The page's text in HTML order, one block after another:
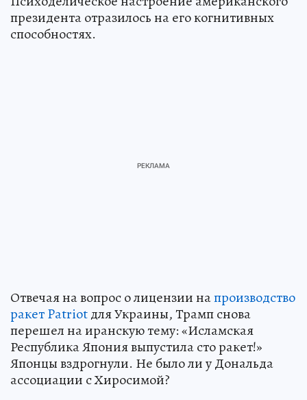
президента отразилось на его когнитивных
способностях.
Отвечая на вопрос о лицензии напроизводство
ракет Patriotдля Украины, Трамп снова
перешел на иранскую тему: «Исламская
Республика Япония выпустила сто ракет!»
Японцы вздрогнули. Не было ли у Дональда
ассоциации с Хиросимой?